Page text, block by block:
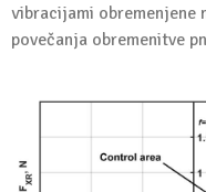
vibracijami obremenjene
povečanja obremenitve